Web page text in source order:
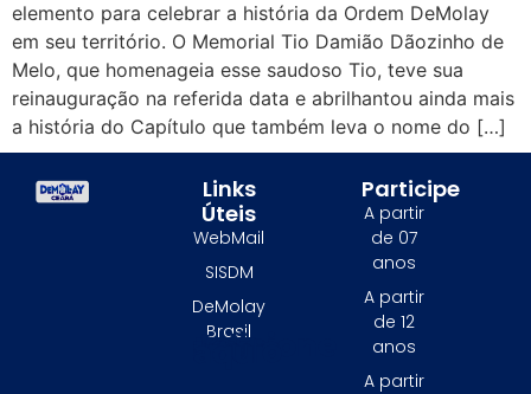
elemento para celebrar a história da Ordem DeMolay
em seu território. O Memorial Tio Damião Dãozinho de
Melo, que homenageia esse saudoso Tio, teve sua
reinauguração na referida data e abrilhantou ainda mais
a história do Capítulo que também leva o nome do […]
Links
Úteis
WebMail
SISDM
DeMolay
Brasil
Participe
A partir
de 07
anos
A partir
de 12
anos
A partir